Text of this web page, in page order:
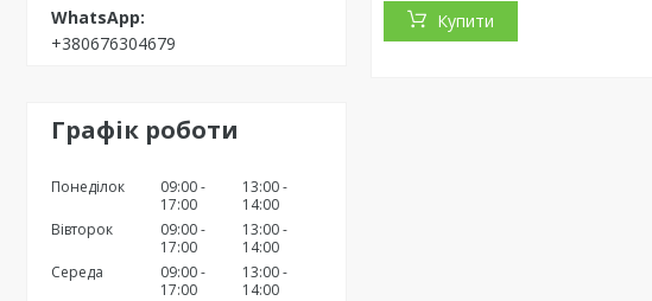
+380676304679
Графік роботи
Понеділок
09:00
17:00
13:00
14:00
Вівторок
09:00
17:00
13:00
14:00
Середа
09:00
17:00
13:00
14:00
Купити